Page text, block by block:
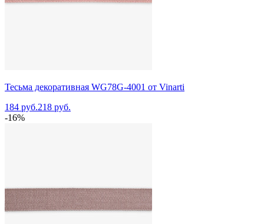
Тесьма декоративная WG78G-4001 от Vinarti
184 руб.218 руб.
-16%